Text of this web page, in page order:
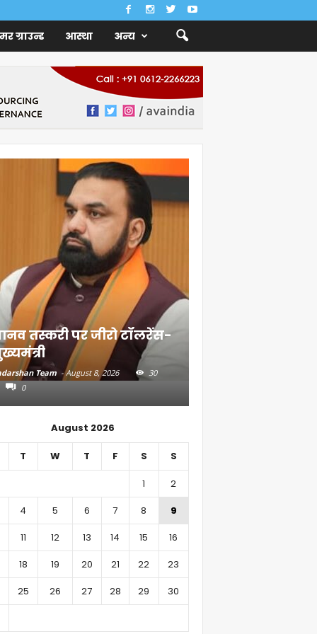
ग्राउन्ड आस्था अन्य
तस्करी पर जीरो टॉलरेंस-
Team - August 8, 2026
30
0
August 2026
T W T F S S
1
2
4 5 6 7 8
9
11 12 13 14 15
16
18 19 20 21 22
23
25 26 27 28 29
30